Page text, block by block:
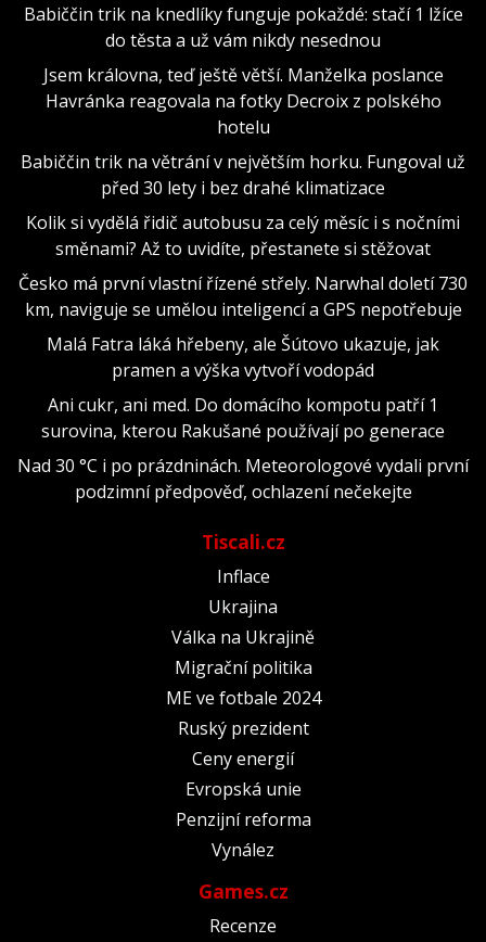
Babiččin trik na knedlíky funguje pokaždé: stačí 1 lžíce
do těsta a už vám nikdy nesednou
Jsem královna, teď ještě větší. Manželka poslance
Havránka reagovala na fotky Decroix z polského
hotelu
Babiččin trik na větrání v největším horku. Fungoval už
před 30 lety i bez drahé klimatizace
Kolik si vydělá řidič autobusu za celý měsíc i s nočními
směnami? Až to uvidíte, přestanete si stěžovat
Česko má první vlastní řízené střely. Narwhal doletí 730
km, naviguje se umělou inteligencí a GPS nepotřebuje
Malá Fatra láká hřebeny, ale Šútovo ukazuje, jak
pramen a výška vytvoří vodopád
Ani cukr, ani med. Do domácího kompotu patří 1
surovina, kterou Rakušané používají po generace
Nad 30 °C i po prázdninách. Meteorologové vydali první
podzimní předpověď, ochlazení nečekejte
Tiscali.cz
Inflace
Ukrajina
Válka na Ukrajině
Migrační politika
ME ve fotbale 2024
Ruský prezident
Ceny energií
Evropská unie
Penzijní reforma
Vynález
Games.cz
Recenze